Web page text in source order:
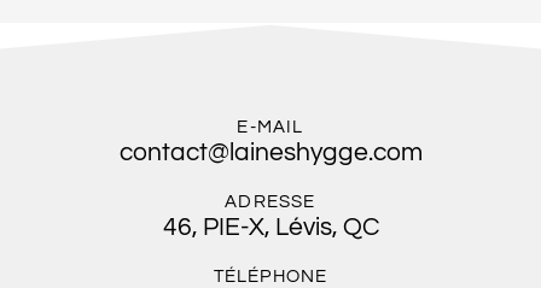
E-MAIL
contact@laineshygge.com
ADRESSE
46, PIE-X, Lévis, QC
TÉLÉPHONE